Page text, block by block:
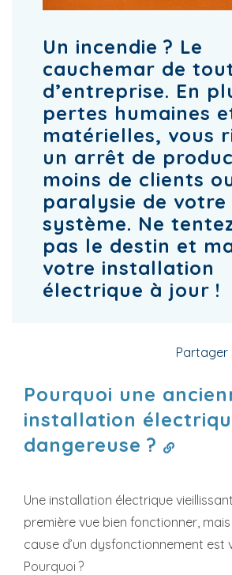
Un incendie ? Le
cauchemar de
d’entreprise. En
pertes humaines
matérielles, vous
un arrêt de
moins de clients
paralysie de votre
système. Ne
pas le destin et
votre installation
électrique à jour !
Partager
Pourquoi une
installation
dangereuse ?
Une installation électrique
première vue bien fonctionner,
cause d’un dysfonctionnement est
Pourquoi ?